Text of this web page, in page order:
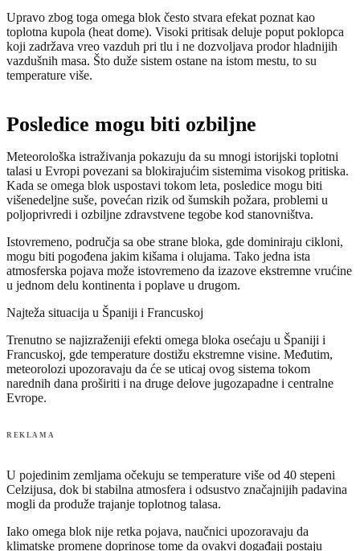
Upravo zbog toga omega blok često stvara efekat poznat kao
toplotna kupola (heat dome). Visoki pritisak deluje poput poklopca
koji zadržava vreo vazduh pri tlu i ne dozvoljava prodor hladnijih
vazdušnih masa. Što duže sistem ostane na istom mestu, to su
temperature više.
Posledice mogu biti ozbiljne
Meteorološka istraživanja pokazuju da su mnogi istorijski toplotni
talasi u Evropi povezani sa blokirajućim sistemima visokog pritiska.
Kada se omega blok uspostavi tokom leta, posledice mogu biti
višenedeljne suše, povećan rizik od šumskih požara, problemi u
poljoprivredi i ozbiljne zdravstvene tegobe kod stanovništva.
Istovremeno, područja sa obe strane bloka, gde dominiraju cikloni,
mogu biti pogođena jakim kišama i olujama. Tako jedna ista
atmosferska pojava može istovremeno da izazove ekstremne vrućine
u jednom delu kontinenta i poplave u drugom.
Najteža situacija u Španiji i Francuskoj
Trenutno se najizraženiji efekti omega bloka osećaju u Španiji i
Francuskoj, gde temperature dostižu ekstremne visine. Međutim,
meteorolozi upozoravaju da će se uticaj ovog sistema tokom
narednih dana proširiti i na druge delove jugozapadne i centralne
Evrope.
REKLAMA
U pojedinim zemljama očekuju se temperature više od 40 stepeni
Celzijusa, dok bi stabilna atmosfera i odsustvo značajnijih padavina
mogli da produže trajanje toplotnog talasa.
Iako omega blok nije retka pojava, naučnici upozoravaju da
klimatske promene doprinose tome da ovakvi događaji postaju